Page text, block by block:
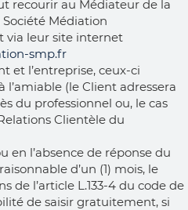
recourir au Médiateur de la
Médiation
via leur site internet
smp.fr
et l’entreprise, ceux-ci
l’amiable (le Client adressera
du professionnel ou, le cas
Clientèle du
en l’absence de réponse du
d’un (1) mois, le
de l’article L.133-4 du code de
de saisir gratuitement, si